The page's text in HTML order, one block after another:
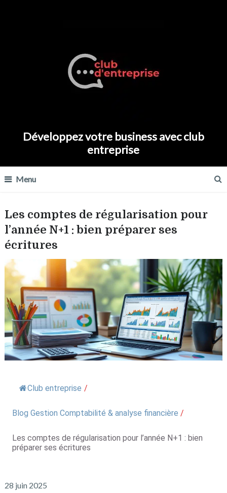
Développez votre business avec club
entreprise
Menu
Les comptes de régularisation pour
l’année N+1 : bien préparer ses
écritures
Club entreprise /
Blog Gestion Comptabilité & analyse financière /
Les comptes de régularisation pour l’année N+1 : bien
préparer ses écritures
28 juin 2025